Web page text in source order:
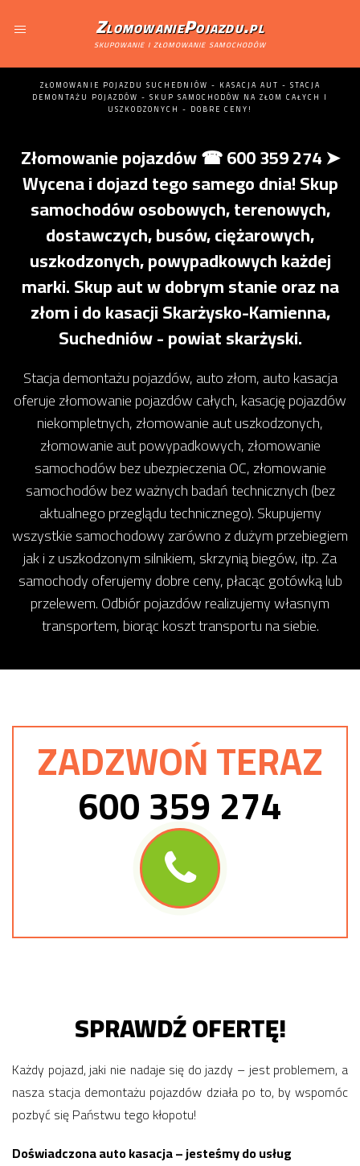
ZlomowaniePojazdu.pl
skupowanie i złomowanie samochodów
ZŁOMOWANIE POJAZDU SUCHEDNIÓW - KASACJA AUT - STACJA
DEMONTAŻU POJAZDÓW - SKUP SAMOCHODÓW NA ZŁOM CAŁYCH I
USZKODZONYCH - DOBRE CENY!
Złomowanie pojazdów ☎ 600 359 274 ➤
Wycena i dojazd tego samego dnia! Skup
samochodów osobowych, terenowych,
dostawczych, busów, ciężarowych,
uszkodzonych, powypadkowych każdej
marki. Skup aut w dobrym stanie oraz na
złom i do kasacji Skarżysko-Kamienna,
Suchedniów - powiat skarżyski.
Stacja demontażu pojazdów, auto złom, auto kasacja
oferuje złomowanie pojazdów całych, kasację pojazdów
niekompletnych, złomowanie aut uszkodzonych,
złomowanie aut powypadkowych, złomowanie
samochodów bez ubezpieczenia OC, złomowanie
samochodów bez ważnych badań technicznych (bez
aktualnego przeglądu technicznego). Skupujemy
wszystkie samochodowy zarówno z dużym przebiegiem
jak i z uszkodzonym silnikiem, skrzynią biegów, itp. Za
samochody oferujemy dobre ceny, płacąc gotówką lub
przelewem. Odbiór pojazdów realizujemy własnym
transportem, biorąc koszt transportu na siebie.
ZADZWOŃ TERAZ
600 359 274
SPRAWDŹ OFERTĘ!
Każdy pojazd, jaki nie nadaje się do jazdy – jest problemem, a
nasza stacja demontażu pojazdów działa po to, by wspomóc
pozbyć się Państwu tego kłopotu!
Doświadczona auto kasacja – jesteśmy do usług